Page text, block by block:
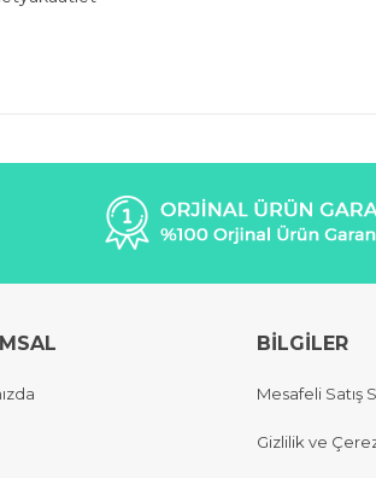
BİLGİLER
Mesafeli Satış
Gizlilik ve